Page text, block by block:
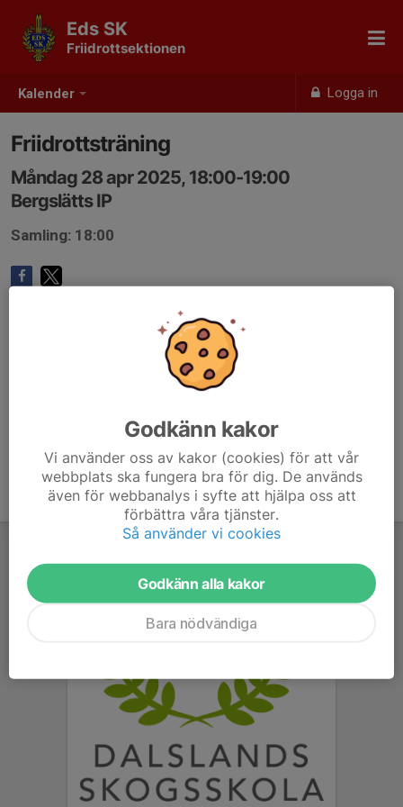
Kalender Logga in
Eds SK
Friidrottsektionen
Friidrottsträning
Måndag 28 apr 2025, 18:00-19:00
Bergslätts IP
Samling: 18:00
Godkänn kakor
Vi använder oss av kakor (cookies) för att vår
webbplats ska fungera bra för dig. De används
även för webbanalys i syfte att hjälpa oss att
förbättra våra tjänster.
Så använder vi cookies
Godkänn alla kakor
Bara nödvändiga